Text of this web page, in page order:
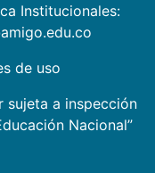
Institucionales:
de uso
sujeta a inspección
Nacional”